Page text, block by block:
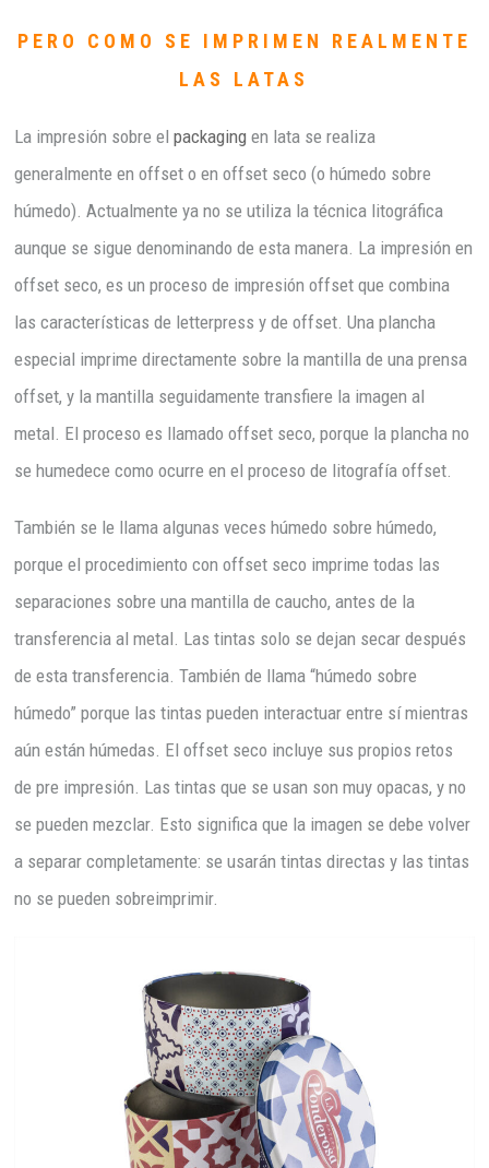
PERO COMO SE IMPRIMEN REALMENTE
LAS LATAS
La impresión sobre elpackaging en lata se realiza
generalmente en offset o en offset seco (o húmedo sobre
húmedo). Actualmente ya no se utiliza la técnica litográfica
aunque se sigue denominando de esta manera. La impresión en
offset seco, es un proceso de impresión offset que combina
las características de letterpress y de offset. Una plancha
especial imprime directamente sobre la mantilla de una prensa
offset, y la mantilla seguidamente transfiere la imagen al
metal. El proceso es llamado offset seco, porque la plancha no
se humedece como ocurre en el proceso de litografía offset.
También se le llama algunas veces húmedo sobre húmedo,
porque el procedimiento con offset seco imprime todas las
separaciones sobre una mantilla de caucho, antes de la
transferencia al metal. Las tintas solo se dejan secar después
de esta transferencia. También de llama “húmedo sobre
húmedo” porque las tintas pueden interactuar entre sí mientras
aún están húmedas. El offset seco incluye sus propios retos
de pre impresión. Las tintas que se usan son muy opacas, y no
se pueden mezclar. Esto significa que la imagen se debe volver
a separar completamente: se usarán tintas directas y las tintas
no se pueden sobreimprimir.